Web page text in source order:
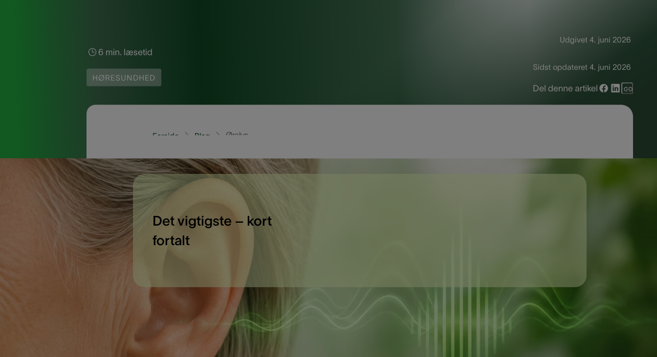
6 min. læsetid
HØRESUNDHED
Udgivet 4. juni 2026
Sidst opdateret 4. juni 2026
Del denne artikel
Ørelys
Blog
Forside
Det vigtigste – kort
fortalt
Hvad er ørelys?
Ørelys er hule lys, som sættes ved åbningen til øregangen og tændes i den anden ende. Behandlingen bliver ofte